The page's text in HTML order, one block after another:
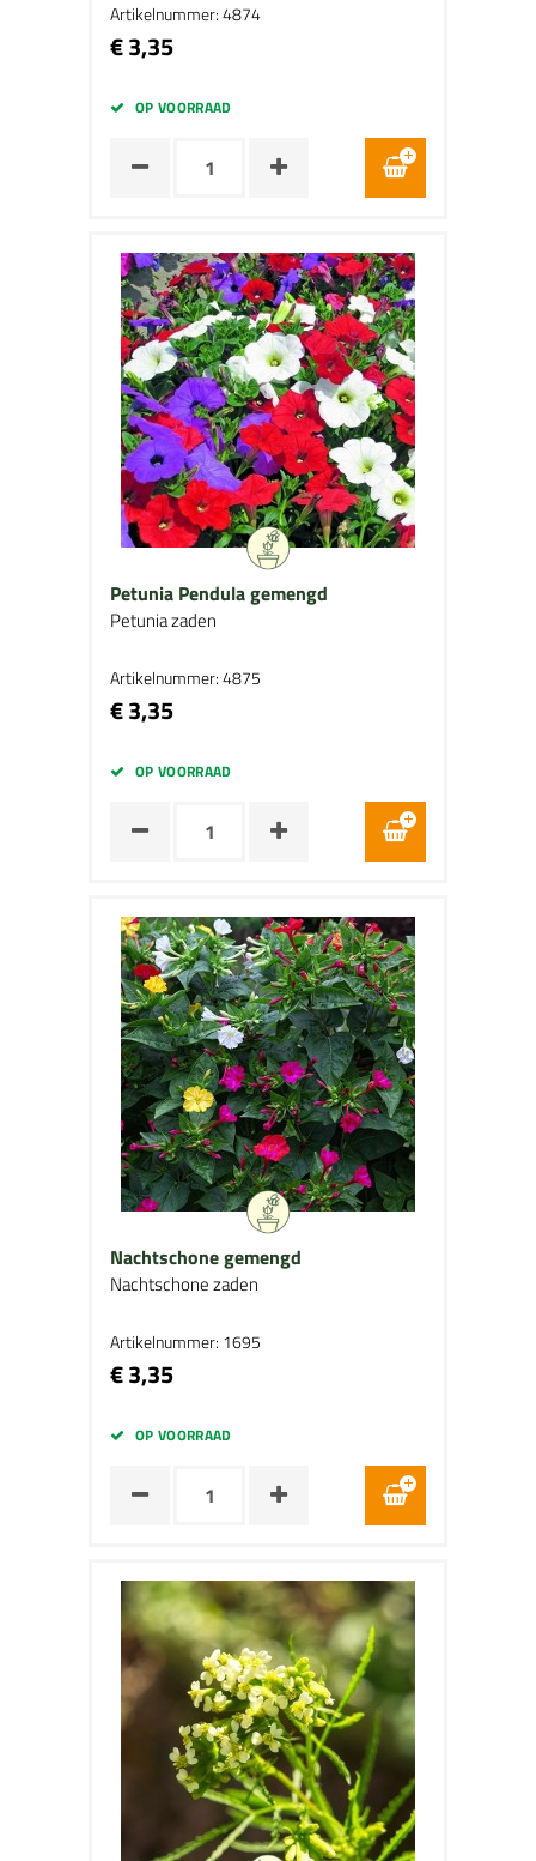
Artikelnummer: 4874
€ 3,35
OP VOORRAAD
Petunia Pendula gemengd
Petunia zaden
Artikelnummer: 4875
€ 3,35
OP VOORRAAD
Nachtschone gemengd
Nachtschone zaden
Artikelnummer: 1695
€ 3,35
OP VOORRAAD